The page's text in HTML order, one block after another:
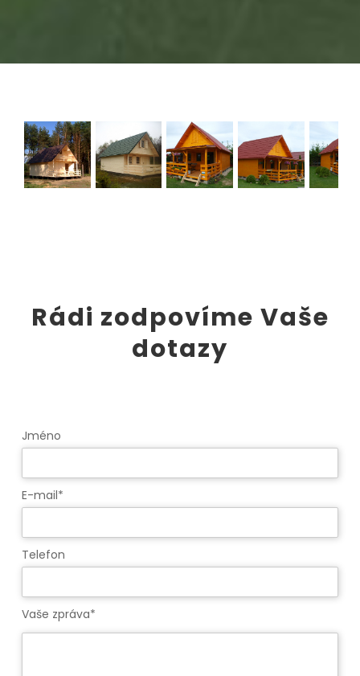
Rádi zodpovíme Vaše
dotazy
Jméno
E-mail*
Telefon
Vaše zpráva*